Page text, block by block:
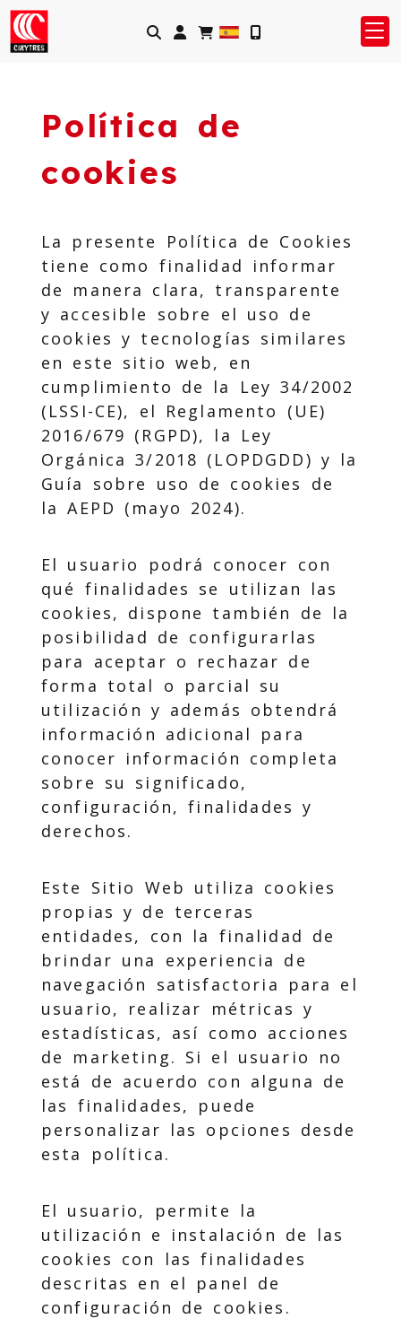
Identifícate
Política de
cookies
La presente Política de Cookies
tiene como finalidad informar
de manera clara, transparente
y accesible sobre el uso de
cookies y tecnologías similares
en este sitio web, en
cumplimiento de la Ley 34/2002
(LSSI-CE), el Reglamento (UE)
2016/679 (RGPD), la Ley
Orgánica 3/2018 (LOPDGDD) y la
Guía sobre uso de cookies de
la AEPD (mayo 2024).
El usuario podrá conocer con
qué finalidades se utilizan las
cookies, dispone también de la
posibilidad de configurarlas
para aceptar o rechazar de
forma total o parcial su
utilización y además obtendrá
información adicional para
conocer información completa
sobre su significado,
configuración, finalidades y
derechos.
Este Sitio Web utiliza cookies
propias y de terceras
entidades, con la finalidad de
brindar una experiencia de
navegación satisfactoria para el
usuario, realizar métricas y
estadísticas, así como acciones
de marketing. Si el usuario no
está de acuerdo con alguna de
las finalidades, puede
personalizar las opciones desde
esta política.
El usuario, permite la
utilización e instalación de las
cookies con las finalidades
descritas en el panel de
configuración de cookies.